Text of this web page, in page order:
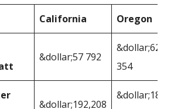
California Oregon
&dollar;57 792
&dollar;62
354
&dollar;192,208
&dollar;187